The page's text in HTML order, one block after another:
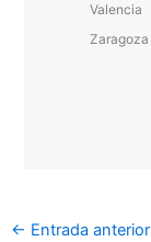
Valencia
Zaragoza
← Entrada anterior